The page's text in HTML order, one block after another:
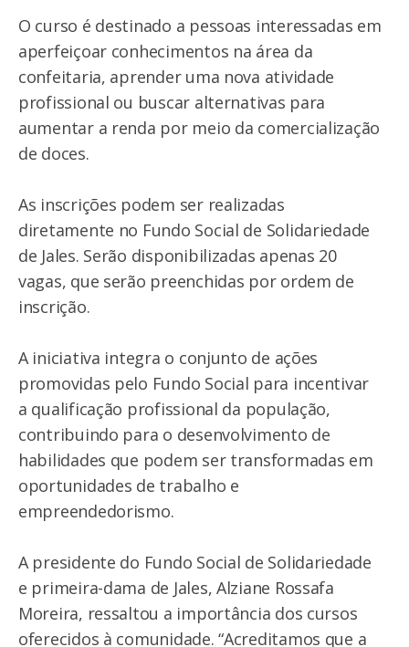
O curso é destinado a pessoas interessadas em
aperfeiçoar conhecimentos na área da
confeitaria, aprender uma nova atividade
profissional ou buscar alternativas para
aumentar a renda por meio da comercialização
de doces.
As inscrições podem ser realizadas
diretamente no Fundo Social de Solidariedade
de Jales. Serão disponibilizadas apenas 20
vagas, que serão preenchidas por ordem de
inscrição.
A iniciativa integra o conjunto de ações
promovidas pelo Fundo Social para incentivar
a qualificação profissional da população,
contribuindo para o desenvolvimento de
habilidades que podem ser transformadas em
oportunidades de trabalho e
empreendedorismo.
A presidente do Fundo Social de Solidariedade
e primeira-dama de Jales, Alziane Rossafa
Moreira, ressaltou a importância dos cursos
oferecidos à comunidade. “Acreditamos que a